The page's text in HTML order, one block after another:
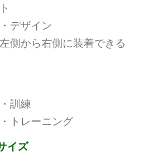
デザイン
側から右側に装着できる
訓練
トレーニング
イズ